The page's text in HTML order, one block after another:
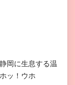
岡に生息する温
ッ！ウホ